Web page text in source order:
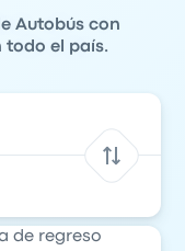
Autobús con
todo el país.
de regreso